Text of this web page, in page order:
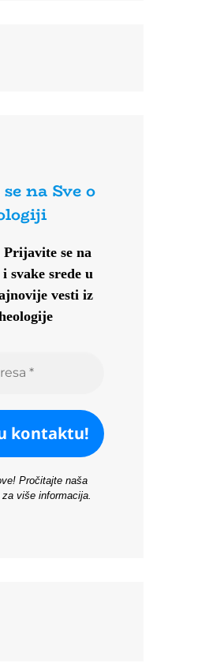
na Sve o
Prijavite se na
svake srede u
vesti iz
Pročitajte naša
više informacija.